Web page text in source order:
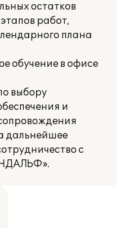
остатков
работ,
плана
обучение в офисе
выбору
и
дальнейшее
с